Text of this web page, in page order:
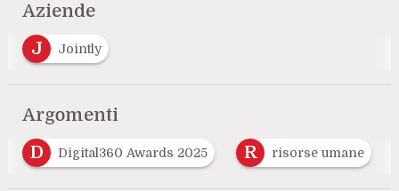
Aziende
J
Jointly
Argomenti
D
Digital360 Awards 2025 R risorse umane